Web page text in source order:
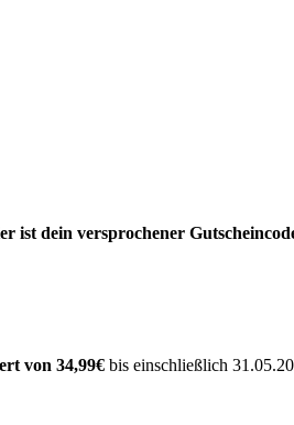
ist dein versprochener
von 34,99€ bis einschließlich